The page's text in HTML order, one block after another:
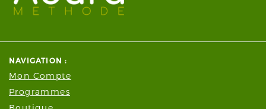
NAVIGATION :
Mon Compte
Programmes